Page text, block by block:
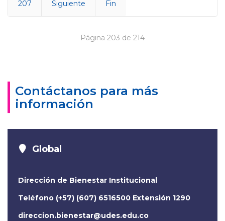
207 Siguiente Fin
Página 203 de 214
Contáctanos para más
información
Global
Dirección de Bienestar Institucional
Teléfono (+57) (607) 6516500 Extensión 1290
direccion.bienestar@udes.edu.co